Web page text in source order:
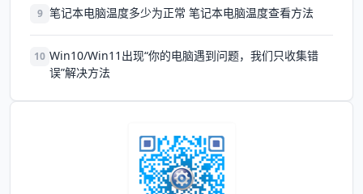
9 笔记本电脑温度多少为正常 笔记本电脑温度查看方法
10 Win10/Win11出现“你的电脑遇到问题，我们只收集错
误”解决方法